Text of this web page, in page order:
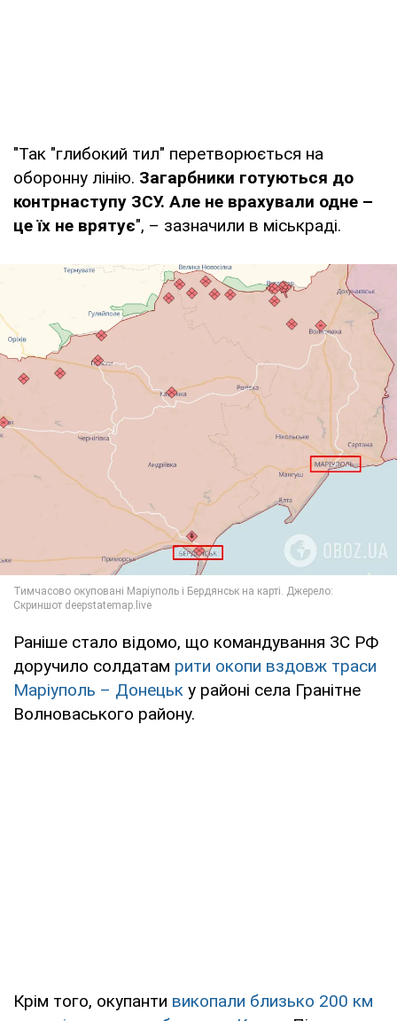
"Так "глибокий тил" перетворюється на
оборонну лінію. Загарбники готуються до
контрнаступу ЗСУ. Але не врахували одне –
це їх не врятує", – зазначили в міськраді.
Раніше стало відомо, що командування ЗС РФ
доручило солдатам рити окопи вздовж траси
Маріуполь – Донецьк у районі села Гранітне
Волноваського району.
Крім того, окупанти викопали близько 200 км